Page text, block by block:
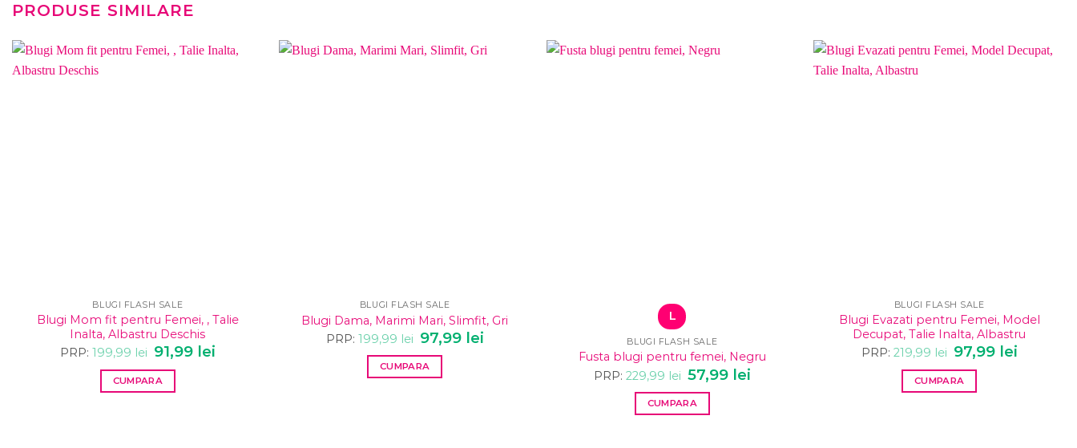
PRODUSE SIMILARE
BLUGI FLASH SALE
Blugi Mom fit pentru Femei, , Talie
Inalta, Albastru Deschis
PRP: 199,99 lei Prețul
inițial
a
fost:
199,99 lei.
91,99 leiPrețul
curent
CUMPARA
BLUGI FLASH SALE
Blugi Dama, Marimi Mari, Slimfit, Gri
PRP: 199,99 lei Prețul
inițial
a
fost:
199,99 lei.
97,99 leiPrețul
curent
CUMPARA
L
BLUGI FLASH SALE
Fusta blugi pentru femei, Negru
PRP: 229,99 lei Prețul
inițial
a
fost:
229,99 lei.
57,99 leiPrețul
curent
CUMPARA
BLUGI FLASH SALE
Blugi Evazati pentru Femei, Model
Decupat, Talie Inalta, Albastru
PRP: 219,99 lei Prețul
inițial
a
fost:
219,99 lei.
97,99 leiPrețul
curent
CUMPARA